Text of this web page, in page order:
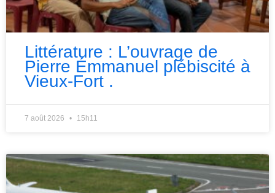
Littérature : L’ouvrage de
Pierre Émmanuel plébiscité à
Vieux-Fort .
7 août 2026 15h11